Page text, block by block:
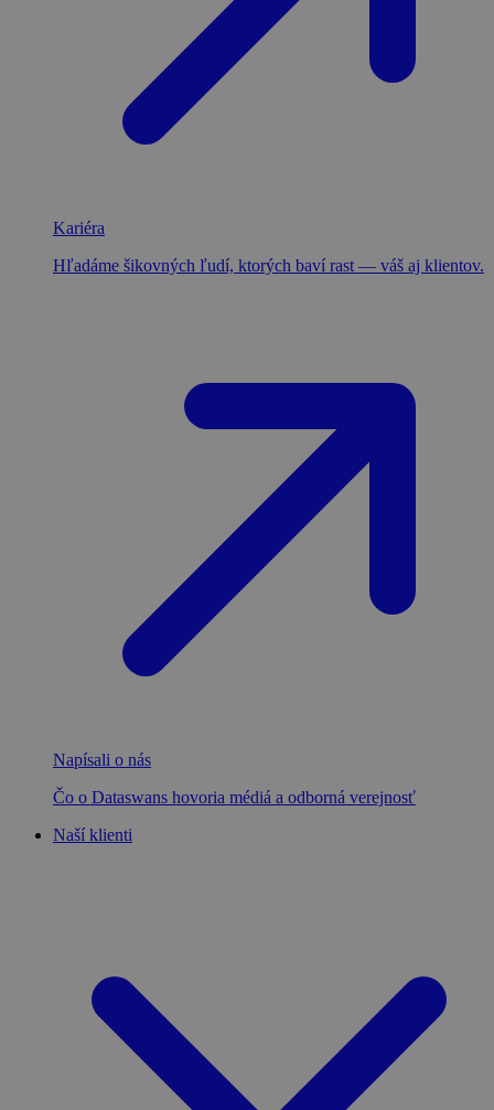
Kariéra
Hľadáme šikovných ľudí, ktorých baví rast — váš aj klientov.
Napísali o nás
Čo o Dataswans hovoria médiá a odborná verejnosť
Naší klienti